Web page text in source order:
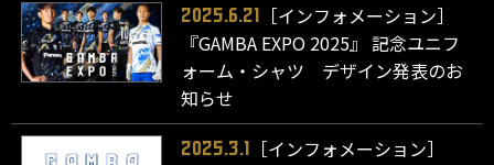
2025.6.21
［インフォメーション］
『GAMBA EXPO 2025』 記念ユニフ
ォーム・シャツ デザイン発表のお
知らせ
2025.3.1
［インフォメーション］